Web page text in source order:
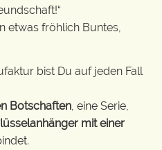
etwas fröhlich Buntes,
bist Du auf jeden Fall
Botschaften , eine Serie,
mit einer